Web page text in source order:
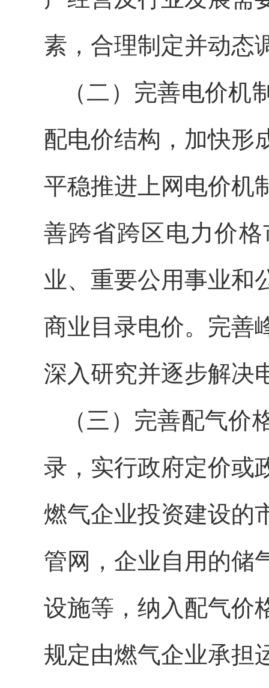
素，合理制定并动态
（二）完善电价机
配电价结构，加快形
平稳推进上网电价机
善跨省跨区电力价
业、重要公用事业和
商业目录电价。完善
深入研究并逐步解决
（三）完善配气价
录，实行政府定价或
燃气企业投资建设的
管网，企业自用的储
设施等，纳入配气价
规定由燃气企业承担